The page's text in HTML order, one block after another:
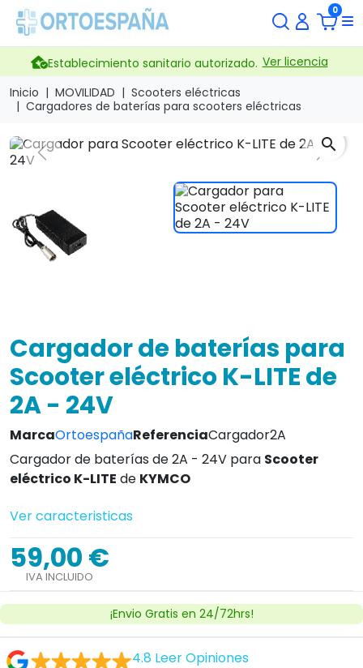
0
Establecimiento sanitario autorizado. Ver licencia
Inicio
MOVILIDAD
Scooters eléctricas
Cargadores de baterías para scooters eléctricas
Previous Next
search
Cargador de baterías para
Scooter eléctrico K-LITE de
2A - 24V
MarcaOrtoespañaReferenciaCargador2A
Cargador de baterías de 2A - 24V para Scooter
eléctrico K-LITE de KYMCO
Ver caracteristicas
59,00 €
IVA INCLUIDO
¡Envio Gratis en 24/72hrs!
4.8 Leer Opiniones